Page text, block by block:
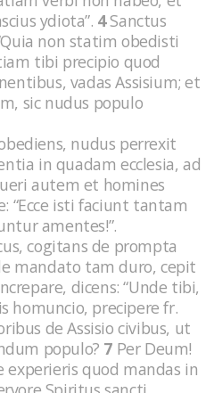
ydiota”. 4Sanctus
non statim obedisti
tibi precipio quod
vadas Assisium; et
sic nudus populo
nudus perrexit
in quadam ecclesia, ad
autem et homines
“Ecce isti faciunt tantam
amentes!”.
cogitans de prompta
mandato tam duro, cepit
dicens: “Unde tibi,
homuncio, precipere fr.
de Assisio civibus, ut
populo? 7 Per Deum!
quod mandas in